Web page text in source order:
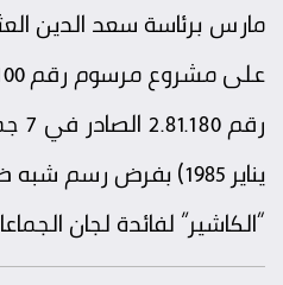
مارس برئاسة سعد الدين
يناير 1985) بفرض رسم
“الكاشير” لفائدة لجان